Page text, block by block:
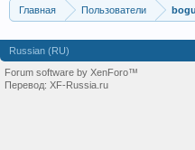
Главная Пользователи
Russian (RU)
Forum software by XenForo™
Перевод: XF-Russia.ru